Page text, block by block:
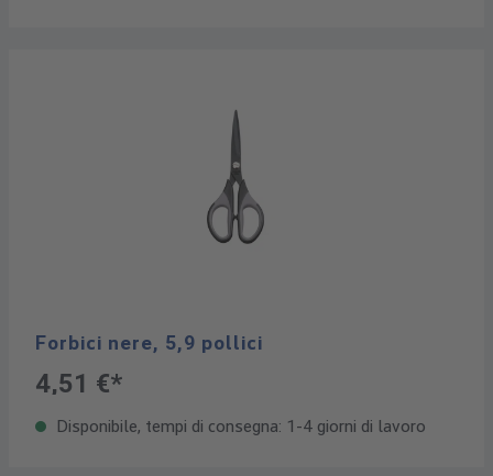
Forbici nere, 5,9 pollici
4,51 €*
Disponibile, tempi di consegna: 1-4 giorni di lavoro